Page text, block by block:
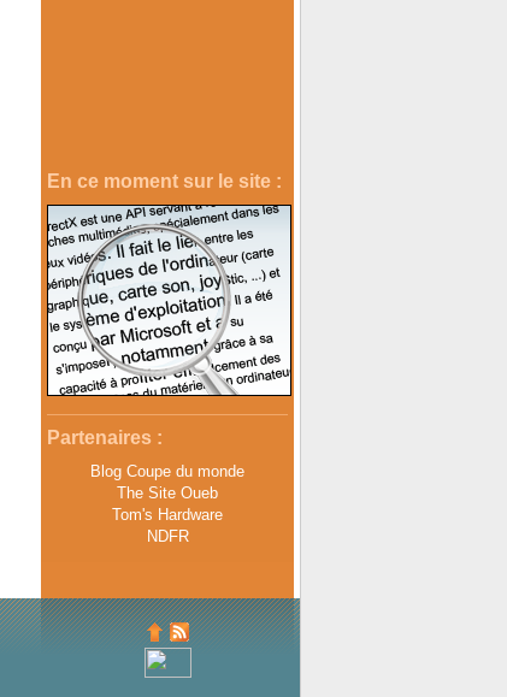
En ce moment sur le site :
Partenaires :
Blog Coupe du monde
The Site Oueb
Tom's Hardware
NDFR